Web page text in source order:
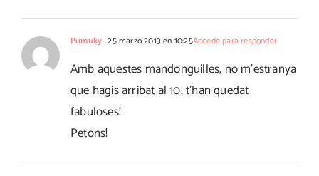
Pumuky 25 marzo 2013 en 10:25Accede para responder
Amb aquestes mandonguilles, no m'estranya
que hagis arribat al 10, t'han quedat
fabuloses!
Petons!